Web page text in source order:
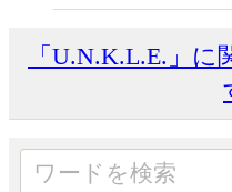
「U.N.K.L.E.」